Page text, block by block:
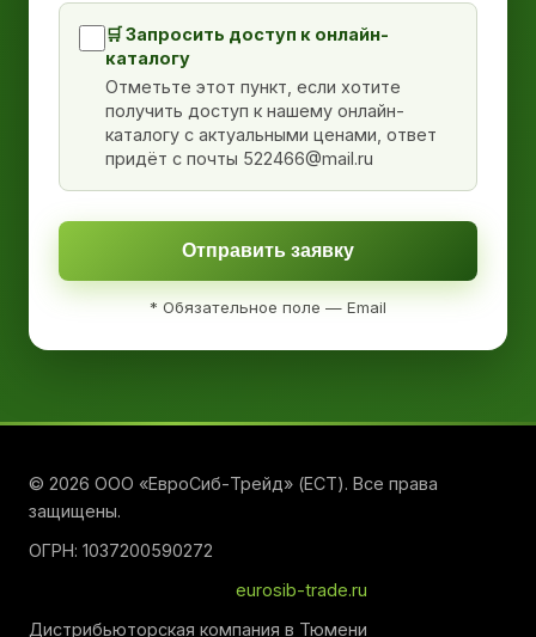
🛒 Запросить доступ к онлайн-
каталогу
Отметьте этот пункт, если хотите
получить доступ к нашему онлайн-
каталогу с актуальными ценами, ответ
придёт с почты 522466@mail.ru
Отправить заявку
* Обязательное поле — Email
© 2026 ООО «ЕвроСиб-Трейд» (ЕСТ). Все права
защищены.
ОГРН: 1037200590272
eurosib-trade.ru
Дистрибьюторская компания в Тюмени